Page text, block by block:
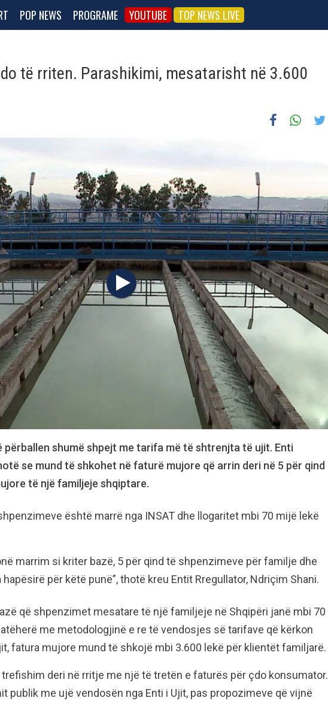
POP NEWS PROGRAME YOUTUBE TOP NEWS LIVE
të rriten. Parashikimi, mesatarisht në 3.600
shumë shpejt me tarifa më të shtrenjta të ujit. Enti
se mund të shkohet në faturë mujore që arrin deri në 5 për qind
të një familjeje shqiptare.
është marrë nga INSAT dhe llogaritet mbi 70 mijë lekë
marrim si kriter bazë, 5 për qind të shpenzimeve për familje dhe
për këtë punë”, thotë kreu Entit Rregullator, Ndriçim Shani.
që shpenzimet mesatare të një familjeje në Shqipëri janë mbi 70
me metodologjinë e re të vendosjes së tarifave që kërkon
fatura mujore mund të shkojë mbi 3.600 lekë për klientët familjarë.
deri në rritje me një të tretën e faturës për çdo konsumator.
publik me ujë vendosën nga Enti i Ujit, pas propozimeve që vijnë